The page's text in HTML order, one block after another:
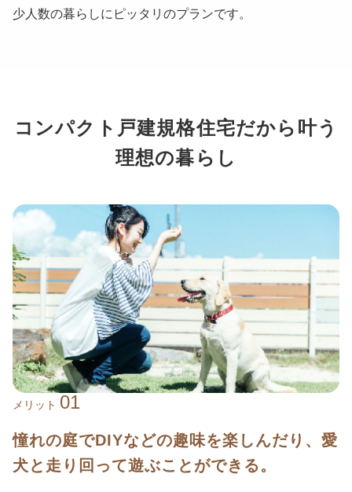
少人数の暮らしにピッタリのプランです。
コンパクト戸建規格住宅だから叶う
理想の暮らし
メリット 01
憧れの庭でDIYなどの趣味を楽しんだり、愛
犬と走り回って遊ぶことができる。